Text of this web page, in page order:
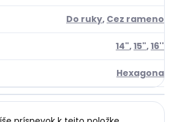
Do ruky, Cez rameno
14",15",16''
Hexagona